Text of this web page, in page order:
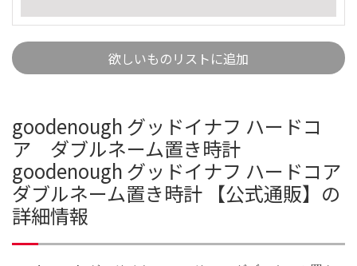
欲しいものリストに追加
goodenough グッドイナフ ハードコ
ア ダブルネーム置き時計
goodenough グッドイナフ ハードコア
ダブルネーム置き時計 【公式通販】の
詳細情報